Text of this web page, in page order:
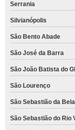
Serrania
Silvianópolis
São Bento Abade
São José da Barra
São João Batista do
São Lourenço
São Sebastião da
São Sebastião do Rio